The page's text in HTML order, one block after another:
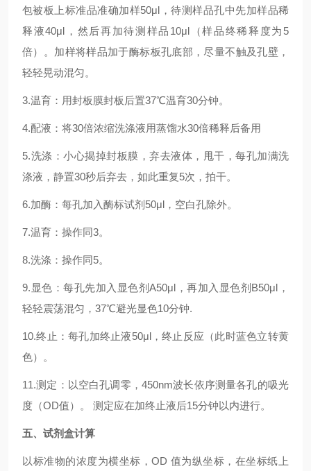
包被板上标准品准确加样50μl，待测样品孔中先加样品稀
释液40μl，然后再加待测样品10μl（样品终稀释度为5
倍）。加样将样品加于酶标板孔底部，尽量不触及孔壁，
轻轻晃动混匀。
3.温育：用封板膜封板后置37℃温育30分钟。
4.配液：将30倍浓缩洗涤液用蒸馏水30倍稀释后备用
5.洗涤：小心揭掉封板膜，弃去液体，甩干，每孔加满洗
涤液，静置30秒后弃去，如此重复5次，拍干。
6.加酶：每孔加入酶标试剂50μl，空白孔除外。
7.温育：操作同3。
8.洗涤：操作同5。
9.显色：每孔先加入显色剂A50μl，再加入显色剂B50μl，
轻轻震荡混匀，37℃避光显色10分钟.
10.终止：每孔加终止液50μl，终止反应（此时蓝色立转黄
色）。
11.测定：以空白孔调零，450nm波长依序测量各孔的吸光
度（OD值）。 测定应在加终止液后15分钟以内进行。
五、试剂盒计算
以标准物的浓度为横坐标，OD 值为纵坐标，在坐标纸上